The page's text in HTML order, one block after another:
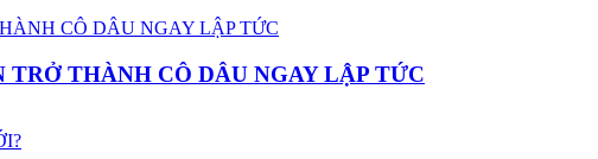
THÀNH CÔ DÂU NGAY LẬP TỨC